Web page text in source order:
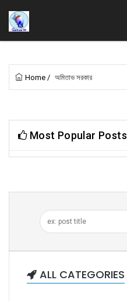
Home / অমিতাভ সরকার
Most Popular Posts
ALL CATEGORIES